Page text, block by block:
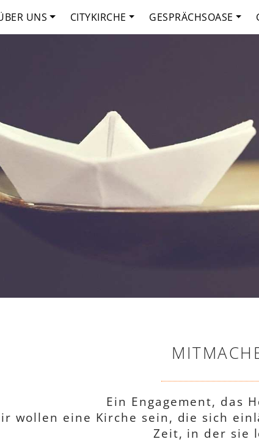
UNS CITYKIRCHE GESPRÄCHSOASE
Ein Engagement, das
wollen eine Kirche sein, die sich
Zeit, in der sie